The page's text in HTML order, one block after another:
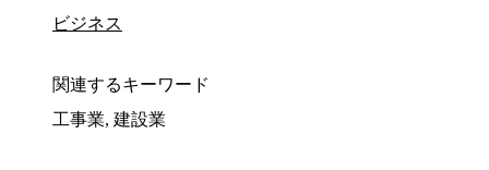
ビジネス
関連するキーワード
工事業, 建設業